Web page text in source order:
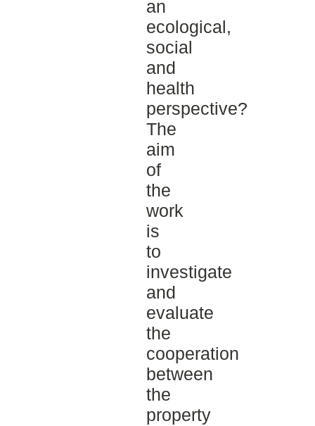
an
ecological,
social
and
health
perspective?
The
aim
of
the
work
is
to
investigate
and
evaluate
the
cooperation
between
the
property